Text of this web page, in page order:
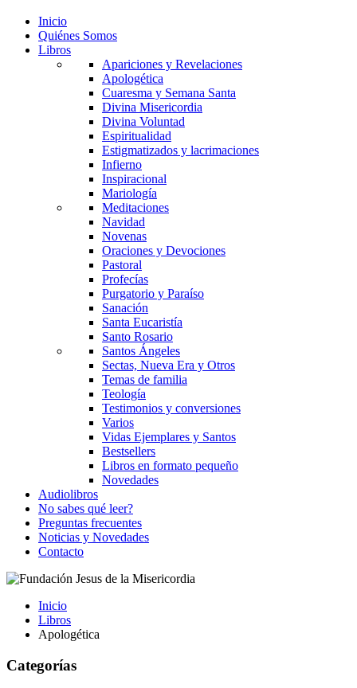
Inicio
Quiénes Somos
Libros
Apariciones y Revelaciones
Apologética
Cuaresma y Semana Santa
Divina Misericordia
Divina Voluntad
Espiritualidad
Estigmatizados y lacrimaciones
Infierno
Inspiracional
Mariología
Meditaciones
Navidad
Novenas
Oraciones y Devociones
Pastoral
Profecías
Purgatorio y Paraíso
Sanación
Santa Eucaristía
Santo Rosario
Santos Ángeles
Sectas, Nueva Era y Otros
Temas de familia
Teología
Testimonios y conversiones
Varios
Vidas Ejemplares y Santos
Bestsellers
Libros en formato pequeño
Novedades
Audiolibros
No sabes qué leer?
Preguntas frecuentes
Noticias y Novedades
Contacto
Inicio
Libros
Apologética
Categorías